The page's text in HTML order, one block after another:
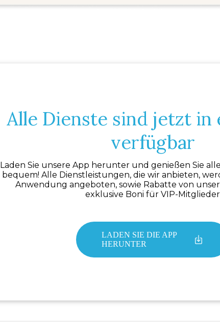
Alle Dienste sind jetzt in
verfügbar
Laden Sie unsere App herunter und genießen Sie
bequem! Alle Dienstleistungen, die wir anbieten,
Anwendung angeboten, sowie Rabatte von
exklusive Boni für VIP-Mitglieder
LADEN SIE DIE APP
HERUNTER